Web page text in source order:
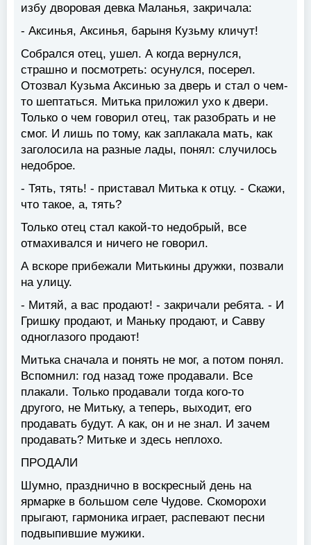
избу дворовая девка Маланья, закричала:
- Аксинья, Аксинья, барыня Кузьму кличут!
Собрался отец, ушел. А когда вернулся,
страшно и посмотреть: осунулся, посерел.
Отозвал Кузьма Аксинью за дверь и стал о чем-
то шептаться. Митька приложил ухо к двери.
Только о чем говорил отец, так разобрать и не
смог. И лишь по тому, как заплакала мать, как
заголосила на разные лады, понял: случилось
недоброе.
- Тять, тять! - приставал Митька к отцу. - Скажи,
что такое, а, тять?
Только отец стал какой-то недобрый, все
отмахивался и ничего не говорил.
А вскоре прибежали Митькины дружки, позвали
на улицу.
- Митяй, а вас продают! - закричали ребята. - И
Гришку продают, и Маньку продают, и Савву
одноглазого продают!
Митька сначала и понять не мог, а потом понял.
Вспомнил: год назад тоже продавали. Все
плакали. Только продавали тогда кого-то
другого, не Митьку, а теперь, выходит, его
продавать будут. А как, он и не знал. И зачем
продавать? Митьке и здесь неплохо.
ПРОДАЛИ
Шумно, празднично в воскресный день на
ярмарке в большом селе Чудове. Скоморохи
прыгают, гармоника играет, распевают песни
подвыпившие мужики.